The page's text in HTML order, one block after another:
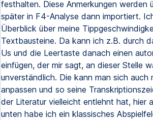
festhalten. Diese Anmerkungen werden
später in F4-Analyse dann importiert.
Überblick über meine
Textbausteine. Da kann ich z.B. durch
Us und die Leertaste danach einen
einfügen, der mir sagt, an dieser Stelle
unverständlich. Die kann man sich auch
anpassen und so seine
der Literatur vielleicht entlehnt hat, hier
unten habe ich ein klassisches